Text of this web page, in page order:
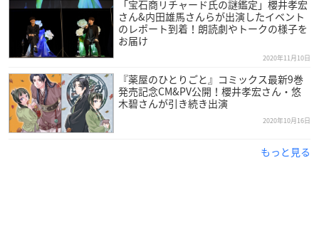
「宝石商リチャード氏の謎鑑定」櫻井孝宏
さん&内田雄馬さんらが出演したイベント
のレポート到着！朗読劇やトークの様子を
お届け
2020年11月10日
『薬屋のひとりごと』コミックス最新9巻
発売記念CM&PV公開！櫻井孝宏さん・悠
木碧さんが引き続き出演
2020年10月16日
もっと見る